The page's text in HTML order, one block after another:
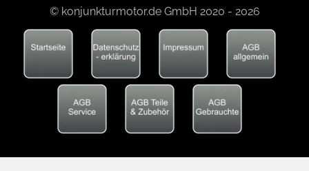
© konjunkturmotor.de GmbH 2020 - 2026